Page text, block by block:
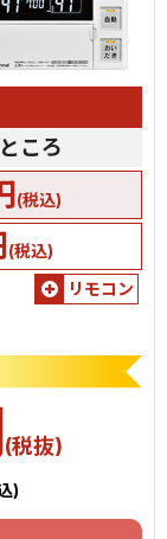
ころ
(税込)
(税込)
リモコン
(税抜)
)